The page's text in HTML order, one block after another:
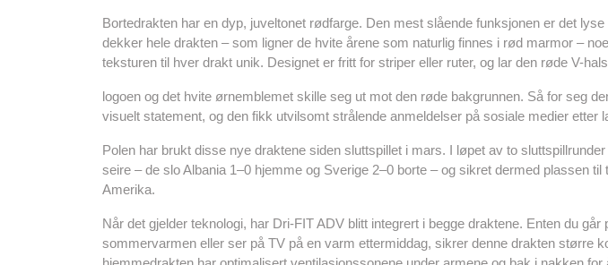
Bortedrakten har en dyp, juveltonet rødfarge. Den mest slående funksjonen er det
dekker hele drakten – som ligner de hvite årene som naturlig finnes i rød marmor –
teksturen til hver drakt unik. Designet er fritt for striper eller ruter, og lar den røde V-
logoen og det hvite ørnemblemet skille seg ut mot den røde bakgrunnen. Så for seg
visuelt statement, og den fikk utvilsomt strålende anmeldelser på sosiale medier etter
Polen har brukt disse nye draktene siden sluttspillet i mars. I løpet av to
seire – de slo Albania 1–0 hjemme og Sverige 2–0 borte – og sikret dermed plassen til
Amerika.
Når det gjelder teknologi, har Dri-FIT ADV blitt integrert i begge draktene. Enten du
sommervarmen eller ser på TV på en varm ettermiddag, sikrer denne drakten større